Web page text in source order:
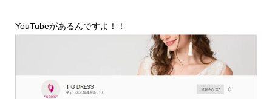
YouTubeがあるんですよ！！